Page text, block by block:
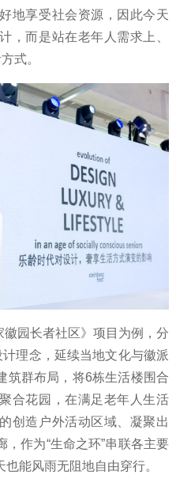
地享受社会资源，因此今天
，而是站在老年人需求上、
式。
园长者社区》项目为例，分
理念，延续当地文化与徽派
筑群布局，将6栋生活楼围合
合花园，在满足老年人生活
创造户外活动区域、凝聚出
作为“生命之环”串联各主要
能风雨无阻地自由穿行。